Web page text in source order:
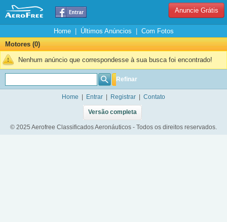
Anuncie Grátis
Home| Últimos Anúncios
Com Fotos
Motores (0)
Nenhum anúncio que correspondesse à sua busca foi encontrado!
Refinar
Home Entrar Registrar Contato
Versão completa
© 2025 Aerofree Classificados Aeronáuticos - Todos os direitos reservados.